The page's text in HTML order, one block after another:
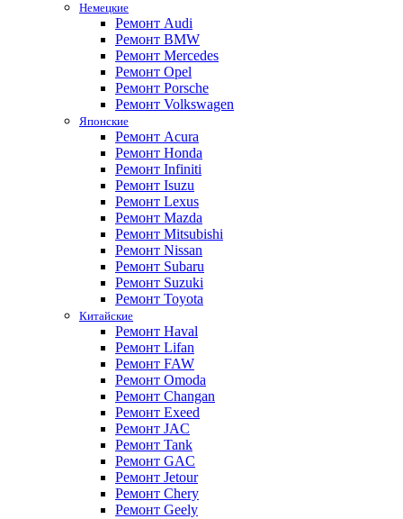
Немецкие
Ремонт Audi
Ремонт BMW
Ремонт Mercedes
Ремонт Opel
Ремонт Porsche
Ремонт Volkswagen
Японские
Ремонт Acura
Ремонт Honda
Ремонт Infiniti
Ремонт Isuzu
Ремонт Lexus
Ремонт Mazda
Ремонт Mitsubishi
Ремонт Nissan
Ремонт Subaru
Ремонт Suzuki
Ремонт Toyota
Китайские
Ремонт Haval
Ремонт Lifan
Ремонт FAW
Ремонт Omoda
Ремонт Changan
Ремонт Exeed
Ремонт JAC
Ремонт Tank
Ремонт GAC
Ремонт Jetour
Ремонт Chery
Ремонт Geely